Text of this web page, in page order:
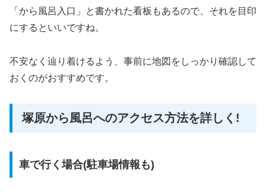
「から風呂入口」と書かれた看板もあるので、それを目印
にするといいですね。
不安なく辿り着けるよう、事前に地図をしっかり確認して
おくのがおすすめです。
塚原から風呂へのアクセス方法を詳しく!
車で行く場合(駐車場情報も)